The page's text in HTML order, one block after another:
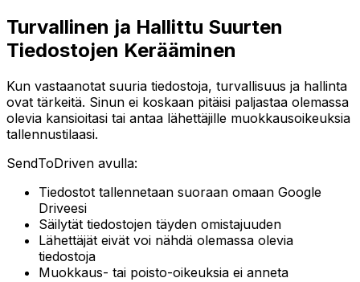
Turvallinen ja Hallittu Suurten
Tiedostojen Kerääminen
Kun vastaanotat suuria tiedostoja, turvallisuus ja hallinta
ovat tärkeitä. Sinun ei koskaan pitäisi paljastaa olemassa
olevia kansioitasi tai antaa lähettäjille muokkausoikeuksia
tallennustilaasi.
SendToDriven avulla:
Tiedostot tallennetaan suoraan omaan Google
Driveesi
Säilytät tiedostojen täyden omistajuuden
Lähettäjät eivät voi nähdä olemassa olevia
tiedostoja
Muokkaus- tai poisto-oikeuksia ei anneta